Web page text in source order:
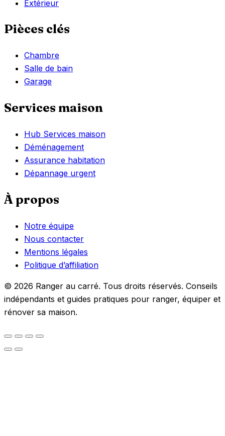
Extérieur
Pièces clés
Chambre
Salle de bain
Garage
Services maison
Hub Services maison
Déménagement
Assurance habitation
Dépannage urgent
À propos
Notre équipe
Nous contacter
Mentions légales
Politique d’affiliation
© 2026 Ranger au carré. Tous droits réservés. Conseils
indépendants et guides pratiques pour ranger, équiper et
rénover sa maison.